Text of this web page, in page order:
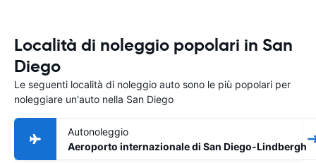
Località di noleggio popolari in San
Diego
Le seguenti località di noleggio auto sono le più popolari per
noleggiare un'auto nella San Diego
Autonoleggio
Aeroporto internazionale di San Diego-Lindbergh